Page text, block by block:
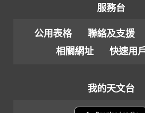
服務台
公用表格 聯絡及支援
相關網址
快速用
我的天文台